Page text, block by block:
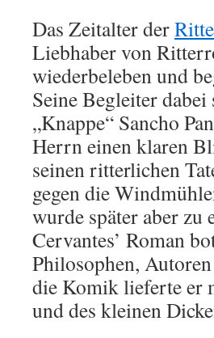
Das Zeitalter der
Liebhaber von
wiederbeleben und
Seine Begleiter
„Knappe“ Sancho
Herrn einen klaren
seinen ritterlichen
gegen die
wurde später aber zu
Cervantes’ Roman
Philosophen,
die Komik lieferte er
und des kleinen